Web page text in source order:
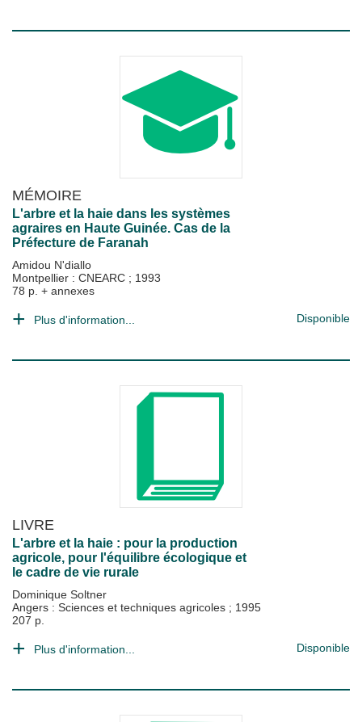
MÉMOIRE
L'arbre et la haie dans les systèmes
agraires en Haute Guinée. Cas de la
Préfecture de Faranah
Amidou N'diallo
Montpellier : CNEARC ; 1993
78 p. + annexes
Plus d'information... Disponible
LIVRE
L'arbre et la haie : pour la production
agricole, pour l'équilibre écologique et
le cadre de vie rurale
Dominique Soltner
Angers : Sciences et techniques agricoles ; 1995
207 p.
Plus d'information... Disponible